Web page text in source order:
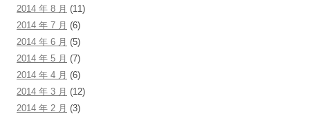
2014 年 8 月 (11)
2014 年 7 月 (6)
2014 年 6 月 (5)
2014 年 5 月 (7)
2014 年 4 月 (6)
2014 年 3 月 (12)
2014 年 2 月 (3)